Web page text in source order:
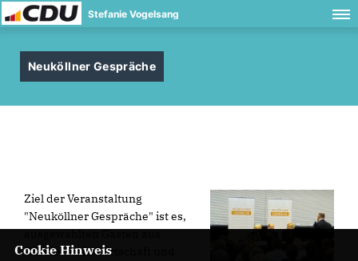
Stefanie Vogelsang
Neuköllner Gespräche
Ziel der Veranstaltung
"Neuköllner Gespräche" ist es,
ausgewählten Gästen aus
Gesellschaft, Wirtschaft und
Cookie Hinweis